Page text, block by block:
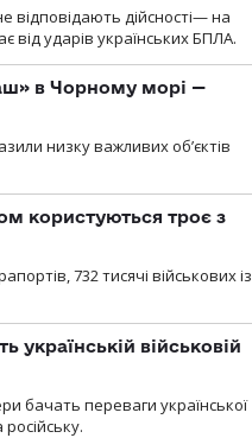
відповідають дійсності— на
від ударів українських БПЛА.
в Чорному морі —
низку важливих об’єктів
користуються троє з
732 тисячі військових із
українській військовій
бачать переваги української